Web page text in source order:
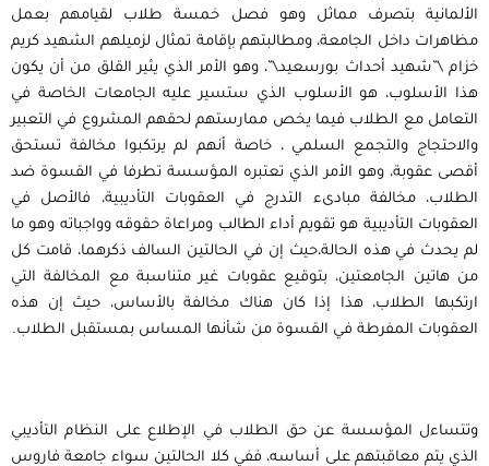
الألمانية بتصرف مماثل وهو فصل خمسة طلاب لقيامهم بعمل
مظاهرات داخل الجامعة، ومطالبتهم بإقامة تمثال لزميلهم الشهيد كريم
خزام \”شهيد أحداث بورسعيد\”، وهو الأمر الذي يثير القلق من أن يكون
هذا الأسلوب، هو الأسلوب الذي ستسير عليه الجامعات الخاصة في
التعامل مع الطلاب فيما يخص ممارستهم لحقهم المشروع في التعبير
والاحتجاج والتجمع السلمي ، خاصة أنهم لم يرتكبوا مخالفة تستحق
أقصى عقوبة، وهو الأمر الذي تعتبره المؤسسة تطرفا في القسوة ضد
الطلاب، مخالفة مبادىء التدرج في العقوبات التأديبية، فالأصل في
العقوبات التأديبية هو تقويم أداء الطالب ومراعاة حقوقه وواجباته وهو ما
لم يحدث في هذه الحالة،حيث إن في الحالتين السالف ذكرهما، قامت كل
من هاتين الجامعتين، بتوقيع عقوبات غير متناسبة مع المخالفة التي
ارتكبها الطلاب، هذا إذا كان هناك مخالفة بالأساس، حيث إن هذه
العقوبات المفرطة في القسوة من شأنها المساس بمستقبل الطلاب.
وتتساءل المؤسسة عن حق الطلاب في الإطلاع على النظام التأديبي
الذي يتم معاقبتهم على أساسه، ففي كلا الحالتين سواء جامعة فاروس